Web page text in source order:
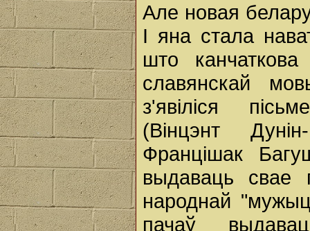
Але новая
І яна стала
што
славянскай
з'явіліся
(Вінцэнт
Францішак
выдаваць свае
народнай
пачаў